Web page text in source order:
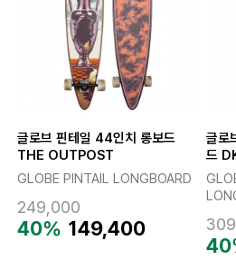
글로브 핀테일 44인치 롱보드
THE OUTPOST
GLOBE PINTAIL LONGBOARD
249,000
40% 149,400
글로
드